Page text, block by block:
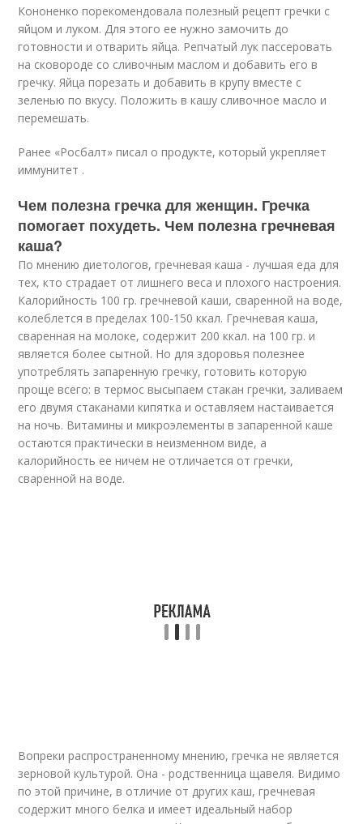
Кононенко порекомендовала полезный рецепт гречки с
яйцом и луком. Для этого ее нужно замочить до
готовности и отварить яйца. Репчатый лук пассеровать
на сковороде со сливочным маслом и добавить его в
гречку. Яйца порезать и добавить в крупу вместе с
зеленью по вкусу. Положить в кашу сливочное масло и
перемешать.
Ранее «Росбалт» писал о продукте, который укрепляет
иммунитет .
Чем полезна гречка для женщин. Гречка
помогает похудеть. Чем полезна гречневая
каша?
По мнению диетологов, гречневая каша - лучшая еда для
тех, кто страдает от лишнего веса и плохого настроения.
Калорийность 100 гр. гречневой каши, сваренной на воде,
колеблется в пределах 100-150 ккал. Гречневая каша,
сваренная на молоке, содержит 200 ккал. на 100 гр. и
является более сытной. Но для здоровья полезнее
употреблять запаренную гречку, готовить которую
проще всего: в термос высыпаем стакан гречки, заливаем
его двумя стаканами кипятка и оставляем настаивается
на ночь. Витамины и микроэлементы в запаренной каше
остаются практически в неизменном виде, а
калорийность ее ничем не отличается от гречки,
сваренной на воде.
Вопреки распространенному мнению, гречка не является
зерновой культурой. Она - родственница щавеля. Видимо
по этой причине, в отличие от других каш, гречневая
содержит много белка и имеет идеальный набор